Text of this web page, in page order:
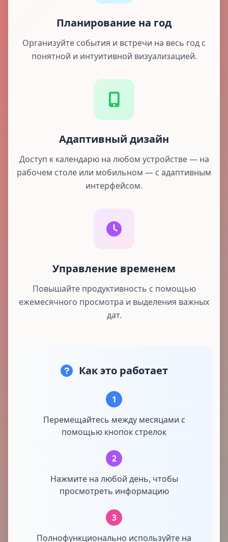
Планирование на год
Организуйте события и встречи на весь год с
понятной и интуитивной визуализацией.
Адаптивный дизайн
Доступ к календарю на любом устройстве — на
рабочем столе или мобильном — с адаптивным
интерфейсом.
Управление временем
Повышайте продуктивность с помощью
ежемесячного просмотра и выделения важных
дат.
Как это работает
1
Перемещайтесь между месяцами с
помощью кнопок стрелок
2
Нажмите на любой день, чтобы
просмотреть информацию
3
Полнофункционально используйте на